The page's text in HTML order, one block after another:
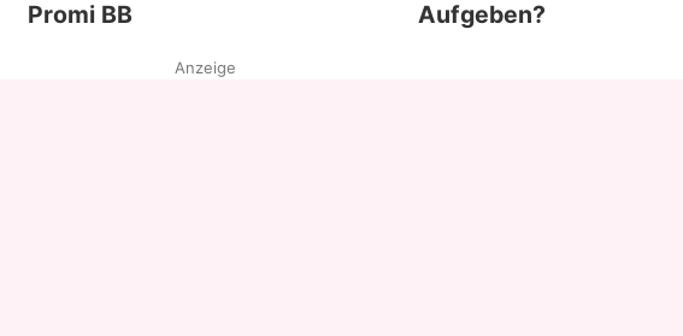
Promi BB
Aufgeben?
Anzeige